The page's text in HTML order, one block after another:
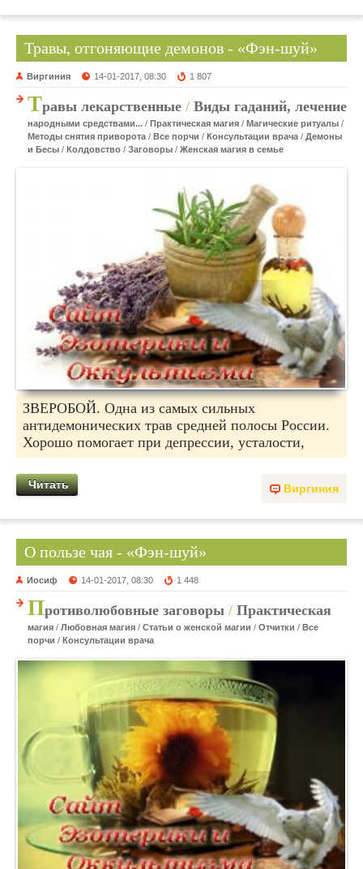
Травы, отгоняющие демонов - «Фэн-шуй»
Виргиния 14-01-2017, 08:30 1 807
Травы лекарственные / Виды гаданий, лечение
народными средствами... / Практическая магия / Магические ритуалы /
Методы снятия приворота / Все порчи / Консультации врача / Демоны
и Бесы / Колдовство / Заговоры / Женская магия в семье
ЗВЕРОБОЙ. Одна из самых сильных
антидемонических трав средней полосы России.
Хорошо помогает при депрессии, усталости,
Виргиния
Читать
О пользе чая - «Фэн-шуй»
Иосиф 14-01-2017, 08:30 1 448
Противолюбовные заговоры / Практическая
магия / Любовная магия / Статьи о женской магии / Отчитки / Все
порчи / Консультации врача